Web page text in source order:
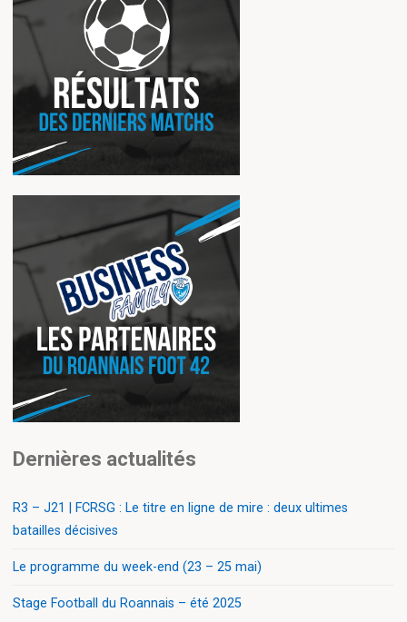
Dernières actualités
R3 – J21 | FCRSG : Le titre en ligne de mire : deux ultimes
batailles décisives
Le programme du week-end (23 – 25 mai)
Stage Football du Roannais – été 2025